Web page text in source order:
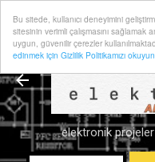
Bu sitede, kullanıcı deneyimini
sitesinin verimli çalışmasını sağlamak
uygun, güvenilir çerezler
edinmek için Gizlilik Politikamızı
elektronik